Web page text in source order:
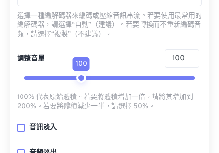
選擇一種編解碼器來編碼或壓縮音訊串流。若要使用最常用的
編解碼器，請選擇“自動”（建議）。若要轉換而不重新編碼音
頻，請選擇“複製”（不建議）。
調整音量
100
100% 代表原始體積。若要將體積增加一倍，請將其增加到
200%。若要將體積減少一半，請選擇 50%。
音訊淡入